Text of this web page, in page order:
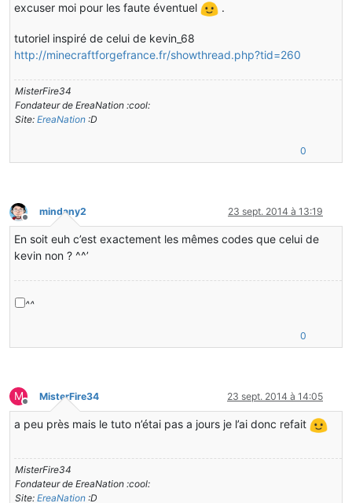
excuser moi pour les faute éventuel .
tutoriel inspiré de celui de kevin_68
http://minecraftforgefrance.fr/showthread.php?tid=260
MisterFire34
Fondateur de EreaNation :cool:
Site: EreaNation :D
0
Hors-ligne
mindany2 23 sept. 2014 à 13:19
En soit euh c’est exactement les mêmes codes que celui de
kevin non ? ^^’
^^
0
M
Hors-ligne
MisterFire34 23 sept. 2014 à 14:05
a peu près mais le tuto n’étai pas a jours je l’ai donc refait
MisterFire34
Fondateur de EreaNation :cool:
Site: EreaNation :D